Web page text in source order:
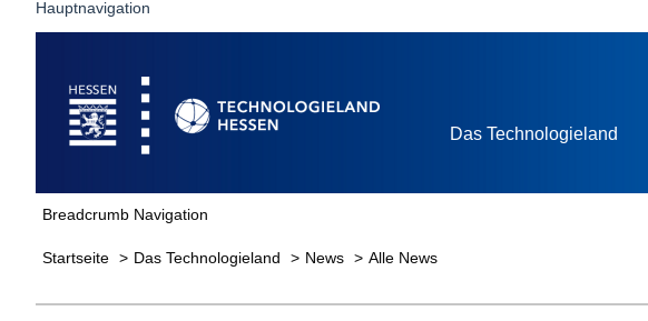
Hauptnavigation
Startseite
Das Technologieland
Breadcrumb Navigation
Startseite Das Technologieland News Alle News